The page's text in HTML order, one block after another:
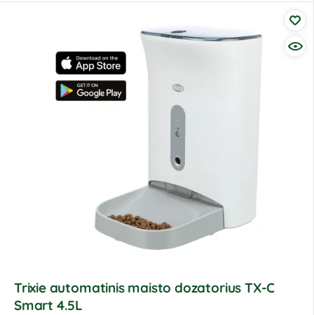
Trixie automatinis maisto dozatorius TX-C
Smart 4.5L